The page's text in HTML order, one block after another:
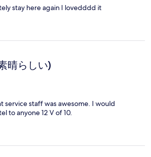
stay here again I lovedddd it
晴らしい)
service staff was awesome. I would
to anyone 12 V of 10.